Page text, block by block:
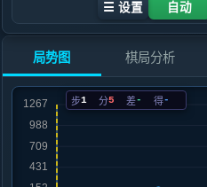
红+72
.....马３退５
红+51
14. 炮八进四
红+8
.....卒５进１
红+7
15. 车二平四
红+7
.....砲７平８
16. 车四进四
.....砲２退１
☰ 设置 自动
局势图 棋局分析
步1 分5 差- 得-